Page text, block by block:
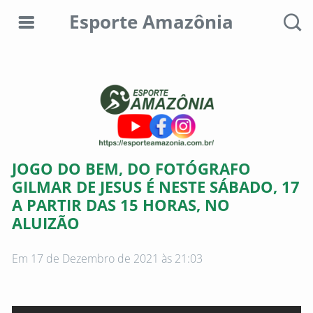
Esporte Amazônia
Sobre
nós
Anunciar
aqui
Consultar
JOGO DO BEM, DO FOTÓGRAFO
GILMAR DE JESUS É NESTE SÁBADO, 17
A PARTIR DAS 15 HORAS, NO
ALUIZÃO
Em 17 de Dezembro de 2021 às 21:03